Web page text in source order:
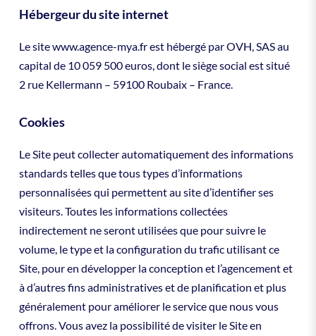
Hébergeur du site internet
Le site www.agence-mya.fr est hébergé par OVH, SAS au
capital de 10 059 500 euros, dont le siège social est situé
2 rue Kellermann – 59100 Roubaix – France.
Cookies
Le Site peut collecter automatiquement des informations
standards telles que tous types d’informations
personnalisées qui permettent au site d’identifier ses
visiteurs. Toutes les informations collectées
indirectement ne seront utilisées que pour suivre le
volume, le type et la configuration du trafic utilisant ce
Site, pour en développer la conception et l’agencement et
à d’autres fins administratives et de planification et plus
généralement pour améliorer le service que nous vous
offrons. Vous avez la possibilité de visiter le Site en